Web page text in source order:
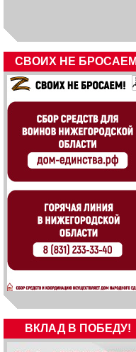
СВОИХ НЕ
ВКЛАД В ПОБЕДУ!